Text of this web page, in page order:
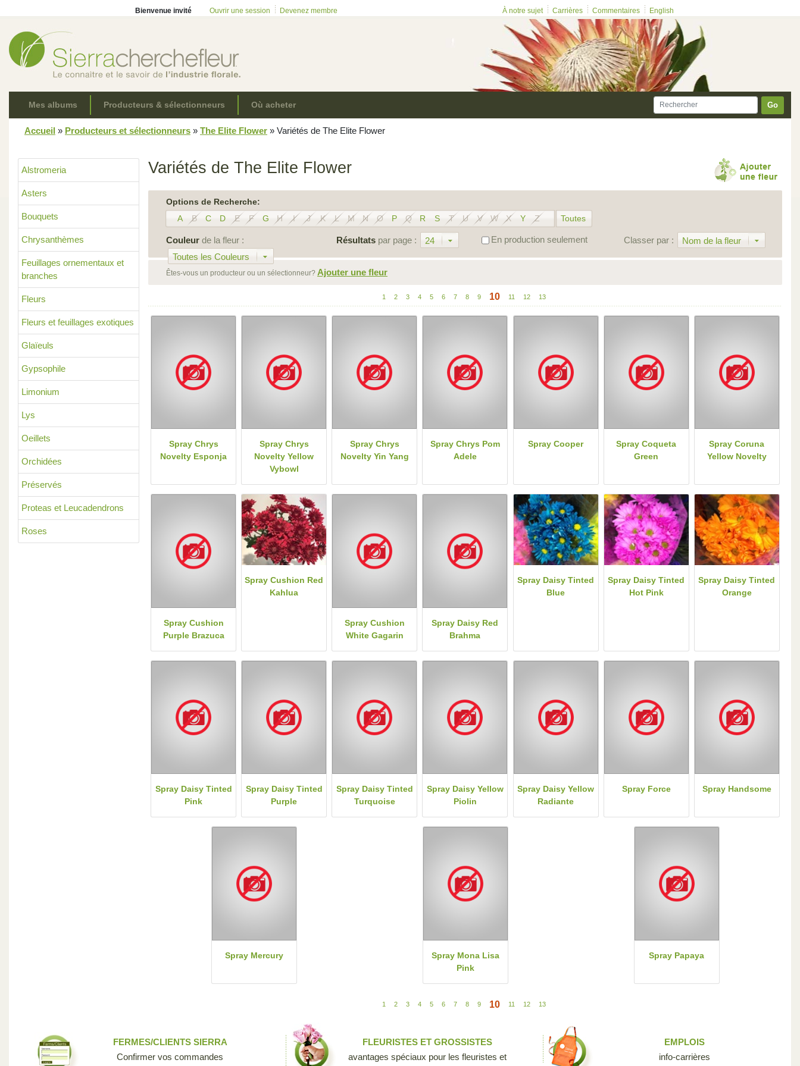
Bienvenue invité Ouvrir une session Devenez membre À notre sujet Carrières Commentaires English
Mes albums Producteurs & sélectionneurs Où acheter Go
Accueil » Producteurs et sélectionneurs » The Elite Flower » Variétés de The Elite Flower
Alstromeria
Asters
Bouquets
Chrysanthèmes
Feuillages ornementaux et
branches
Fleurs
Fleurs et feuillages exotiques
Glaïeuls
Gypsophile
Limonium
Lys
Oeillets
Orchidées
Préservés
Proteas et Leucadendrons
Roses
Variétés de The Elite Flower
Options de Recherche:
A
B C D E F G H I J K L M N O P Q R S T U V W X Y Z Toutes
Couleur de la fleur :
Toutes les Couleurs
Résultats par page : 24 En production seulement Classer par : Nom de la fleur
Êtes-vous un producteur ou un sélectionneur? Ajouter une fleur
1 2 3 4 5 6 7 8 9 10 11 12 13
Spray Chrys
Novelty Esponja
Spray Chrys
Novelty Yellow
Vybowl
Spray Chrys
Novelty Yin Yang
Spray Chrys Pom
Adele
Spray Cooper
Spray Coqueta
Green
Spray Coruna
Yellow Novelty
Spray Cushion
Purple Brazuca
Spray Cushion Red
Kahlua
Spray Cushion
White Gagarin
Spray Daisy Red
Brahma
Spray Daisy Tinted
Blue
Spray Daisy Tinted
Hot Pink
Spray Daisy Tinted
Orange
Spray Daisy Tinted
Pink
Spray Daisy Tinted
Purple
Spray Daisy Tinted
Turquoise
Spray Daisy Yellow
Piolin
Spray Daisy Yellow
Radiante
Spray Force Spray Handsome
Spray Mercury
Spray Mona Lisa
Pink
Spray Papaya
1 2 3 4 5 6 7 8 9 10 11 12 13
FERMES/CLIENTS SIERRA
Confirmer vos commandes
FLEURISTES ET GROSSISTES
avantages spéciaux pour les fleuristes et
EMPLOIS
info-carrières